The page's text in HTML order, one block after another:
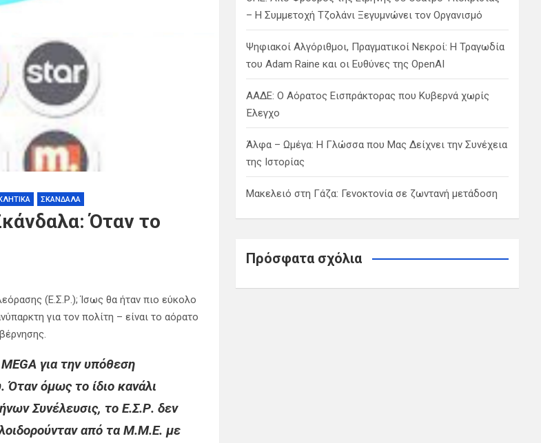
ΣΚΑΝΔΑΛΑ
Όταν το
(Ε.Σ.Ρ.); Ίσως θα ήταν πιο εύκολο
για τον πολίτη – είναι το αόρατο
για την υπόθεση
Όταν όμως το ίδιο κανάλι
Συνέλευσις, το Ε.Σ.Ρ. δεν
από τα Μ.Μ.Ε. με
– Η Συμμετοχή Τζολάνι Ξεγυμνώνει τον Οργανισμό
Ψηφιακοί Αλγόριθμοι, Πραγματικοί Νεκροί: Η Τραγωδία
του Adam Raine και οι Ευθύνες της OpenAI
ΑΑΔΕ: Ο Αόρατος Εισπράκτορας που Κυβερνά χωρίς
Έλεγχο
Άλφα – Ωμέγα: Η Γλώσσα που Μας Δείχνει την Συνέχεια
της Ιστορίας
Μακελειό στη Γάζα: Γενοκτονία σε ζωντανή μετάδοση
Πρόσφατα σχόλια